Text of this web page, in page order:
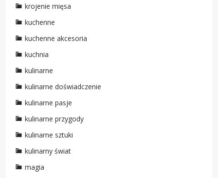
krojenie mięsa
kuchenne
kuchenne akcesoria
kuchnia
kulinarne
kulinarne doświadczenie
kulinarne pasje
kulinarne przygody
kulinarne sztuki
kulinarny świat
magia